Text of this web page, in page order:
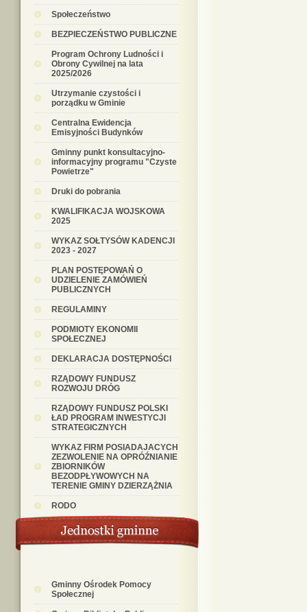
Społeczeństwo
BEZPIECZEŃSTWO PUBLICZNE
Program Ochrony Ludności i
Obrony Cywilnej na lata
2025/2026
Utrzymanie czystości i
porządku w Gminie
Centralna Ewidencja
Emisyjności Budynków
Gminny punkt konsultacyjno-
informacyjny programu "Czyste
Powietrze"
Druki do pobrania
KWALIFIKACJA WOJSKOWA
2025
WYKAZ SOŁTYSÓW KADENCJI
2023 - 2027
PLAN POSTĘPOWAŃ O
UDZIELENIE ZAMÓWIEŃ
PUBLICZNYCH
REGULAMINY
PODMIOTY EKONOMII
SPOŁECZNEJ
DEKLARACJA DOSTĘPNOŚCI
RZĄDOWY FUNDUSZ
ROZWOJU DRÓG
RZĄDOWY FUNDUSZ POLSKI
ŁAD PROGRAM INWESTYCJI
STRATEGICZNYCH
WYKAZ FIRM POSIADAJACYCH
ZEZWOLENIE NA OPRÓŹNIANIE
ZBIORNIKÓW
BEZODPŁYWOWYCH NA
TERENIE GMINY DZIERZĄŻNIA
RODO
Gminny Ośrodek Pomocy
Społecznej